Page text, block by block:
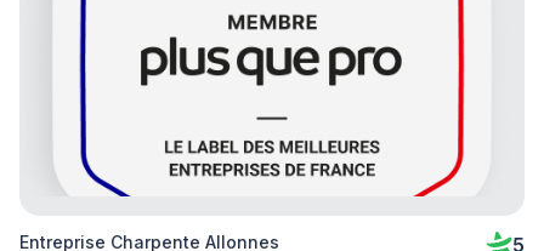
Entreprise Charpente Allonnes 5